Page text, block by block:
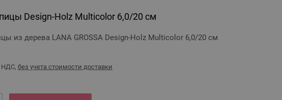
Design-Holz Multicolor 6,0/20 см
из дерева LANA GROSSA Design-Holz Multicolor 6,0/20 см
НДС, без учета стоимости доставки